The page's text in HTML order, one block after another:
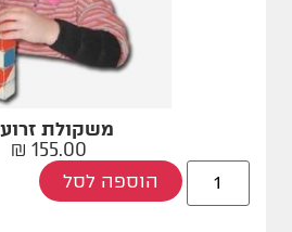
משקולת זרוע S
155.00
₪
הוספה לסל